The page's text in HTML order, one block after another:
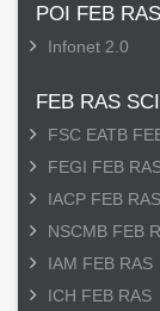
POI FEB
Infonet 2.0
FEB RAS
FSC EATB
FEGI FEB
IACP FEB RAS
NSCMB FEB
IAM FEB RAS
ICH FEB RAS